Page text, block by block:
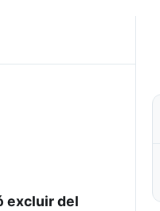
excluir del